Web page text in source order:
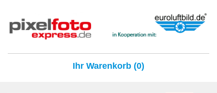
Ihr Warenkorb (0)